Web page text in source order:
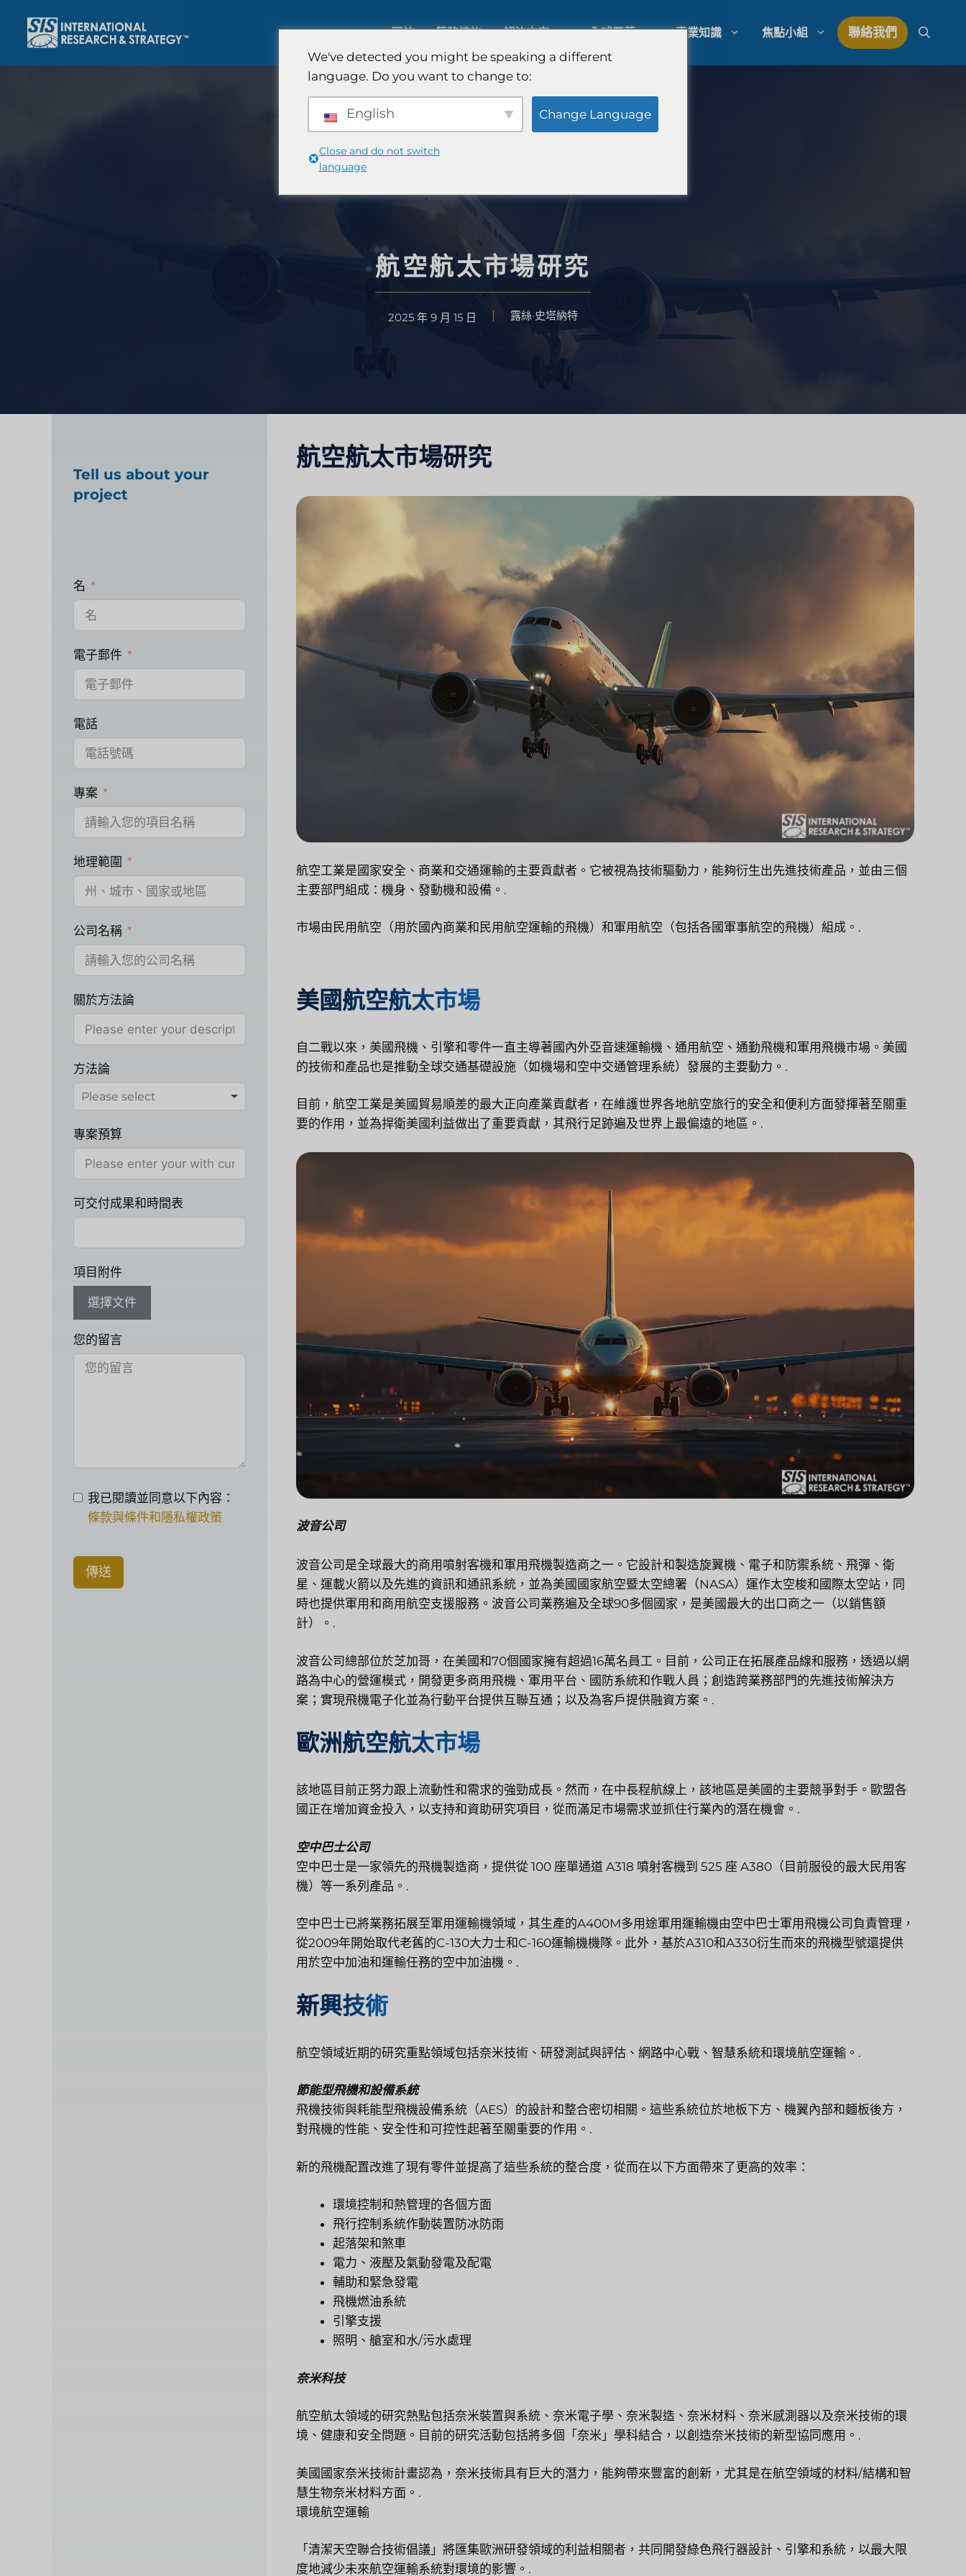
容
關於 策略諮詢 解決方案
人工智慧市場研究
消費者市場研究
金融科技研究與戰略
食品檢測
定性與定量研究
全球覆蓋 專業知識 焦點小組 聯絡我們
航空航太市場研究
2025 年 9 月 15 日 露絲·史塔納特
航空航太市場研究
航空工業是國家安全、商業和交通運輸的主要貢獻者。它被視為技術驅動力，能夠衍生出先進技術產品，並由三個
主要部門組成：機身、發動機和設備。.
市場由民用航空（用於國內商業和民用航空運輸的飛機）和軍用航空（包括各國軍事航空的飛機）組成。.
美國航空航太市場
自二戰以來，美國飛機、引擎和零件一直主導著國內外亞音速運輸機、通用航空、通勤飛機和軍用飛機市場。美國
的技術和產品也是推動全球交通基礎設施（如機場和空中交通管理系統）發展的主要動力。.
目前，航空工業是美國貿易順差的最大正向產業貢獻者，在維護世界各地航空旅行的安全和便利方面發揮著至關重
要的作用，並為捍衛美國利益做出了重要貢獻，其飛行足跡遍及世界上最偏遠的地區。.
波音公司
波音公司是全球最大的商用噴射客機和軍用飛機製造商之一。它設計和製造旋翼機、電子和防禦系統、飛彈、衛
星、運載火箭以及先進的資訊和通訊系統，並為美國國家航空暨太空總署（NASA）運作太空梭和國際太空站，同
時也提供軍用和商用航空支援服務。波音公司業務遍及全球90多個國家，是美國最大的出口商之一（以銷售額
計）。.
波音公司總部位於芝加哥，在美國和70個國家擁有超過16萬名員工。目前，公司正在拓展產品線和服務，透過以網
路為中心的營運模式，開發更多商用飛機、軍用平台、國防系統和作戰人員；創造跨業務部門的先進技術解決方
案；實現飛機電子化並為行動平台提供互聯互通；以及為客戶提供融資方案。.
歐洲航空航太市場
該地區目前正努力跟上流動性和需求的強勁成長。然而，在中長程航線上，該地區是美國的主要競爭對手。歐盟各
國正在增加資金投入，以支持和資助研究項目，從而滿足市場需求並抓住行業內的潛在機會。.
空中巴士公司
空中巴士是一家領先的飛機製造商，提供從 100 座單通道 A318 噴射客機到 525 座 A380（目前服役的最大民用客
機）等一系列產品。.
空中巴士已將業務拓展至軍用運輸機領域，其生產的A400M多用途軍用運輸機由空中巴士軍用飛機公司負責管理，
從2009年開始取代老舊的C-130大力士和C-160運輸機機隊。此外，基於A310和A330衍生而來的飛機型號還提供
用於空中加油和運輸任務的空中加油機。.
新興技術
航空領域近期的研究重點領域包括奈米技術、研發測試與評估、網路中心戰、智慧系統和環境航空運輸。.
節能型飛機和設備系統
飛機技術與耗能型飛機設備系統（AES）的設計和整合密切相關。這些系統位於地板下方、機翼內部和麵板後方，
對飛機的性能、安全性和可控性起著至關重要的作用。.
新的飛機配置改進了現有零件並提高了這些系統的整合度，從而在以下方面帶來了更高的效率：
環境控制和熱管理的各個方面
飛行控制系統作動裝置防冰防雨
起落架和煞車
電力、液壓及氣動發電及配電
輔助和緊急發電
飛機燃油系統
引擎支援
照明、艙室和水/污水處理
奈米科技
航空航太領域的研究熱點包括奈米裝置與系統、奈米電子學、奈米製造、奈米材料、奈米感測器以及奈米技術的環
境、健康和安全問題。目前的研究活動包括將多個「奈米」學科結合，以創造奈米技術的新型協同應用。.
美國國家奈米技術計畫認為，奈米技術具有巨大的潛力，能夠帶來豐富的創新，尤其是在航空領域的材料/結構和智
慧生物奈米材料方面。.
環境航空運輸
「清潔天空聯合技術倡議」將匯集歐洲研發領域的利益相關者，共同開發綠色飛行器設計、引擎和系統，以最大限
度地減少未來航空運輸系統對環境的影響。.
Tell us about your
project
名
電子郵件
電話
專案
地理範圍
公司名稱
關於方法論
方法論
專案預算
可交付成果和時間表
項目附件
選擇文件
您的留言
我已閱讀並同意以下內容：
條款與條件和隱私權政策
傳送
We've detected you might be speaking a different
language. Do you want to change to:
English Change Language
Close and do not switch
language